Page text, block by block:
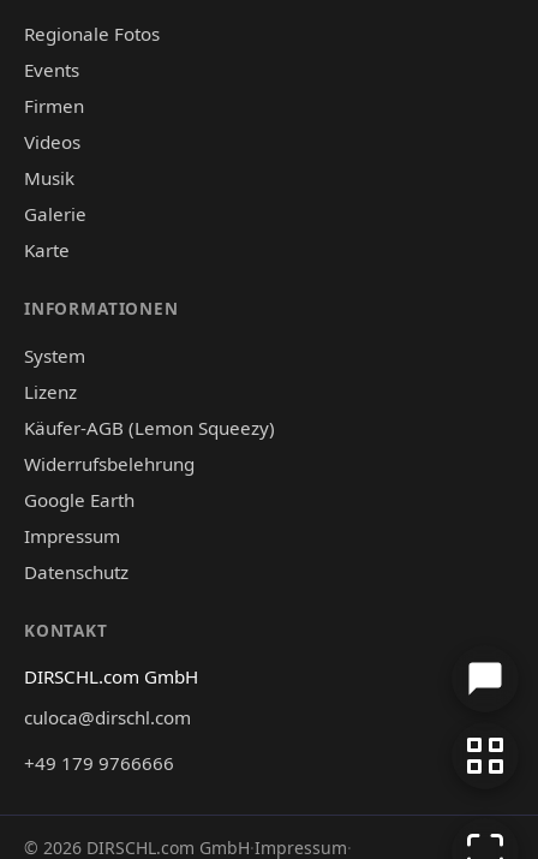
Regionale Fotos
Events
Firmen
Videos
Musik
Galerie
Karte
INFORMATIONEN
System
Lizenz
Käufer-AGB (Lemon Squeezy)
Widerrufsbelehrung
Google Earth
Impressum
Datenschutz
KONTAKT
DIRSCHL.com GmbH
culoca@dirschl.com
+49 179 9766666
© 2026 DIRSCHL.com GmbH·Impressum·